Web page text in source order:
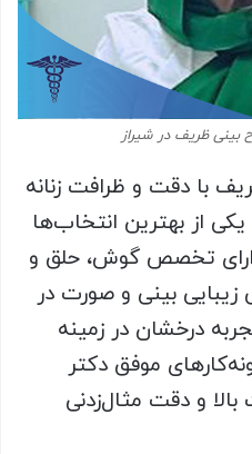
بینی ظریف در شیراز
با دقت و ظرافت زنانه
از بهترین انتخاب‌ها
تخصص گوش، حلق و
بینی و صورت در
درخشان در زمینه
موفق دکتر
و دقت مثال‌زدنی